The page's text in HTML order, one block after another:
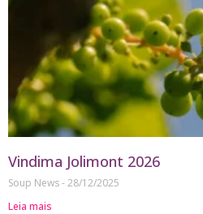
Vindima Jolimont 2026
Soup News 28/12/2025
Leia mais